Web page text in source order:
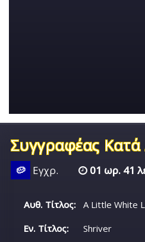
Συγγραφέας
🥔 Εγχρ. 01 ωρ. 41
Αυθ. Τίτλος:
A Little White
Εν. Τίτλος:
Shriver